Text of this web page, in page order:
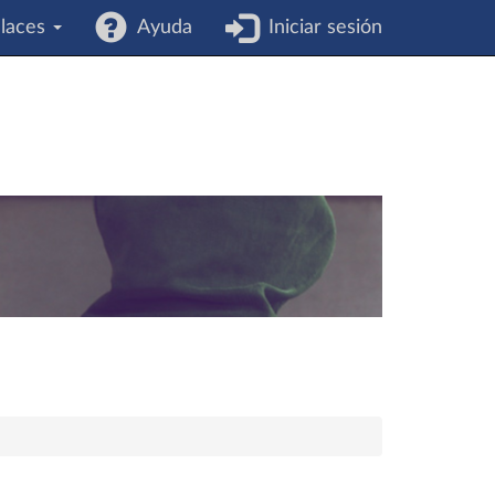
Ayuda Iniciar sesión